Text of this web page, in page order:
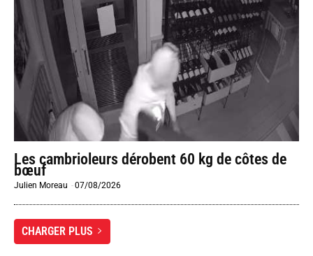
Les cambrioleurs dérobent 60 kg de côtes de
bœuf
Julien Moreau -07/08/2026
CHARGER PLUS